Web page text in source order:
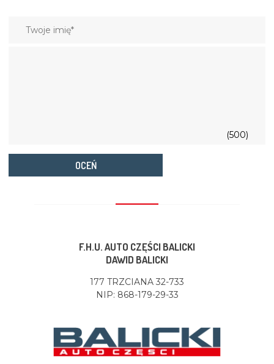
(500)
OCEŃ
F.H.U. AUTO CZĘŚCI BALICKI
DAWID BALICKI
177 TRZCIANA 32-733
NIP: 868-179-29-33